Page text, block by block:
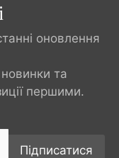
оновлення
та
першими.
Підписатися